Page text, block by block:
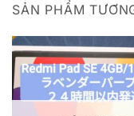
SẢN PHẨM